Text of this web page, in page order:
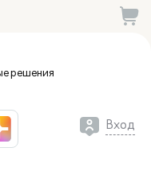
решения
Вход